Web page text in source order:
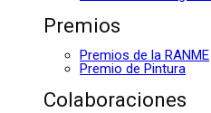
Premios
Premios de la RANME
Premio de Pintura
Colaboraciones